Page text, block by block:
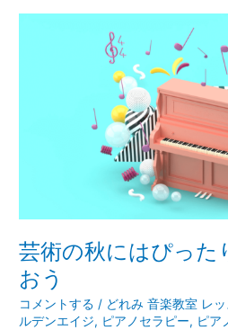
芸術の秋にはぴった
おう
コメントする / どれみ 音楽教室 レ
ルデンエイジ, ピアノセラピー, ピア
な
ピ
ア
ノ
を
習